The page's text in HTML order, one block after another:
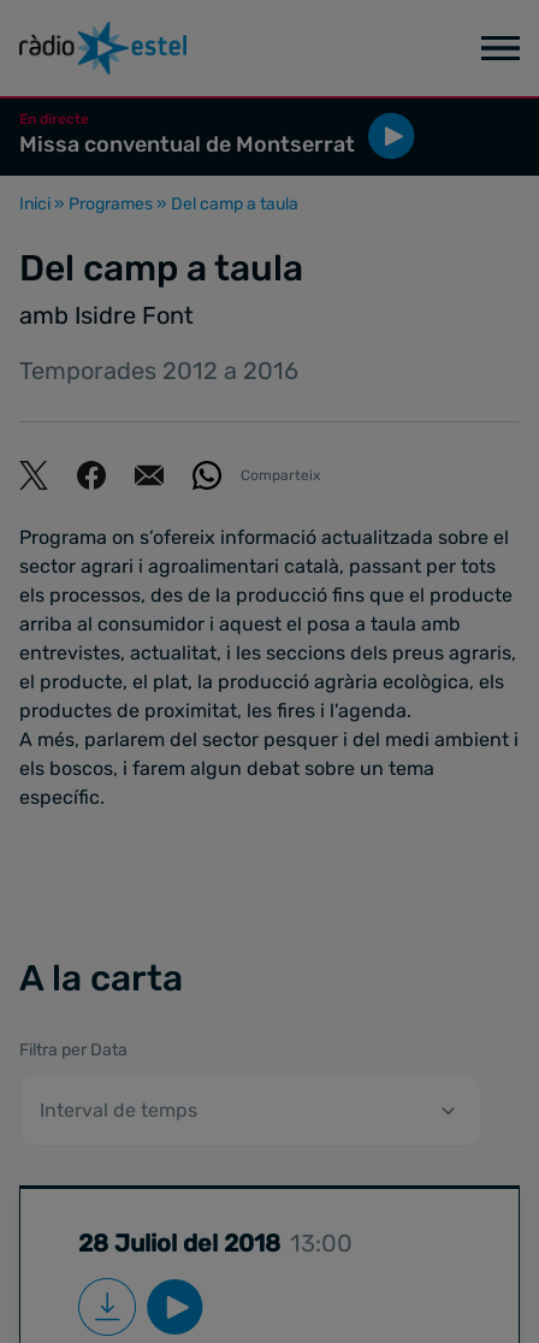
En directe
Missa conventual de Montserrat
Inici » Programes » Del camp a taula
Del camp a taula
amb Isidre Font
Temporades 2012 a 2016
Comparteix
Programa on s’ofereix informació actualitzada sobre el
sector agrari i agroalimentari català, passant per tots
els processos, des de la producció fins que el producte
arriba al consumidor i aquest el posa a taula amb
entrevistes, actualitat, i les seccions dels preus agraris,
el producte, el plat, la producció agrària ecològica, els
productes de proximitat, les fires i l'agenda.
A més, parlarem del sector pesquer i del medi ambient i
els boscos, i farem algun debat sobre un tema
específic.
A la carta
28 Juliol del 2018 13:00
Filtra per Data